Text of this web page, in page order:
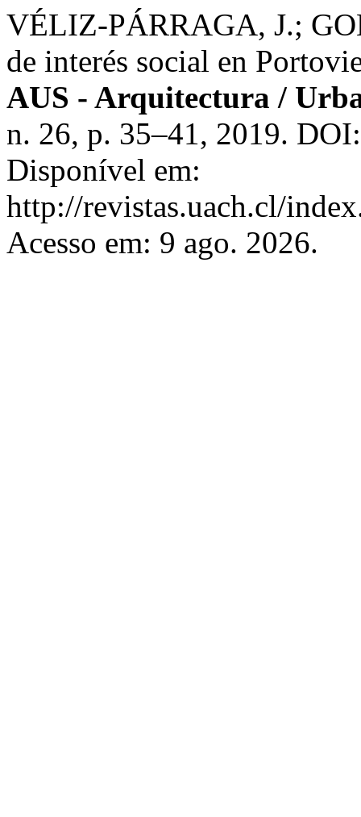
VÉLIZ-PÁRRAGA, J.;
de interés social en
AUS - Arquitectura /
n. 26, p. 35–41, 2019.
Disponível em:
http://revistas.uach.cl/
Acesso em: 9 ago. 2026.